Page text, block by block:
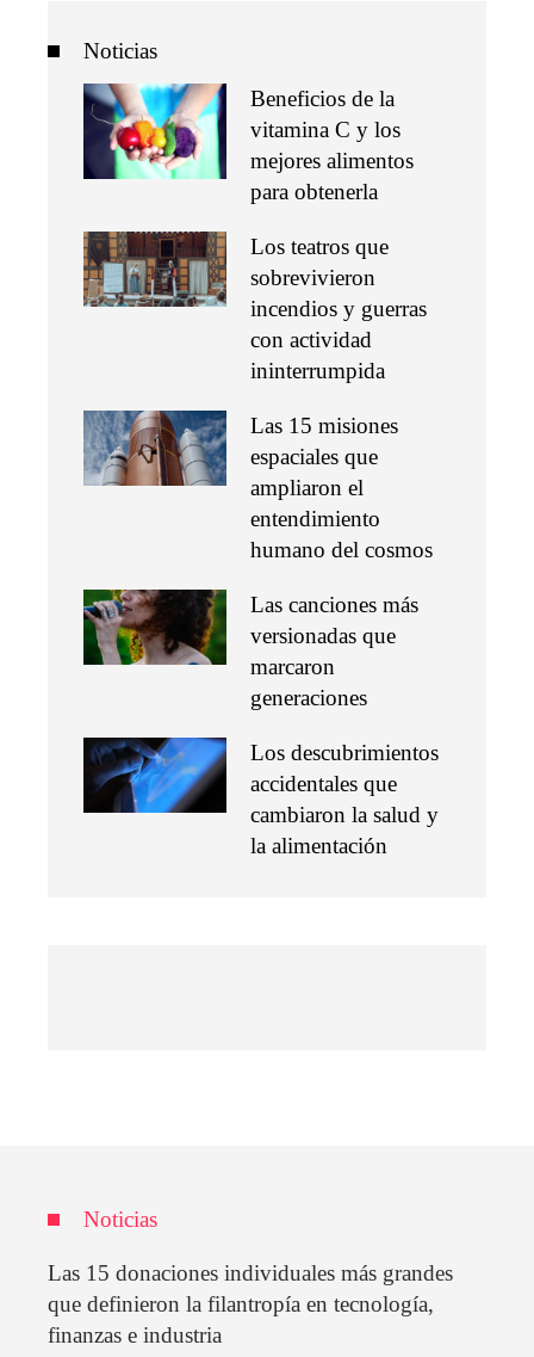
Noticias
Beneficios de la
vitamina C y los
mejores alimentos
para obtenerla
Los teatros que
sobrevivieron
incendios y guerras
con actividad
ininterrumpida
Las 15 misiones
espaciales que
ampliaron el
entendimiento
humano del cosmos
Las canciones más
versionadas que
marcaron
generaciones
Los descubrimientos
accidentales que
cambiaron la salud y
la alimentación
Noticias
Las 15 donaciones individuales más grandes
que definieron la filantropía en tecnología,
finanzas e industria